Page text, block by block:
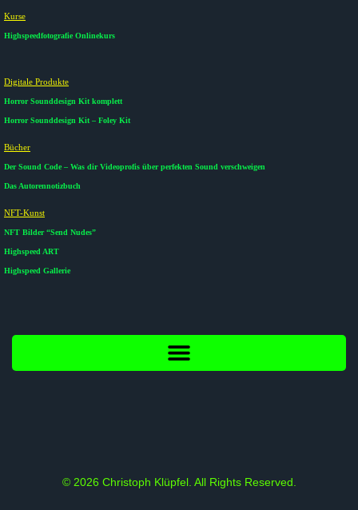
Kurse​
Highspeedfotografie Onlinekurs
Digitale Produkte​
Horror Sounddesign Kit komplett
Horror Sounddesign Kit – Foley Kit
Bücher
Der Sound Code – Was dir Videoprofis über perfekten Sound verschweigen
Das Autorennotizbuch
NFT-Kunst
NFT Bilder “Send Nudes”
Highspeed ART
Highspeed Gallerie
© 2026 Christoph Klüpfel. All Rights Reserved.